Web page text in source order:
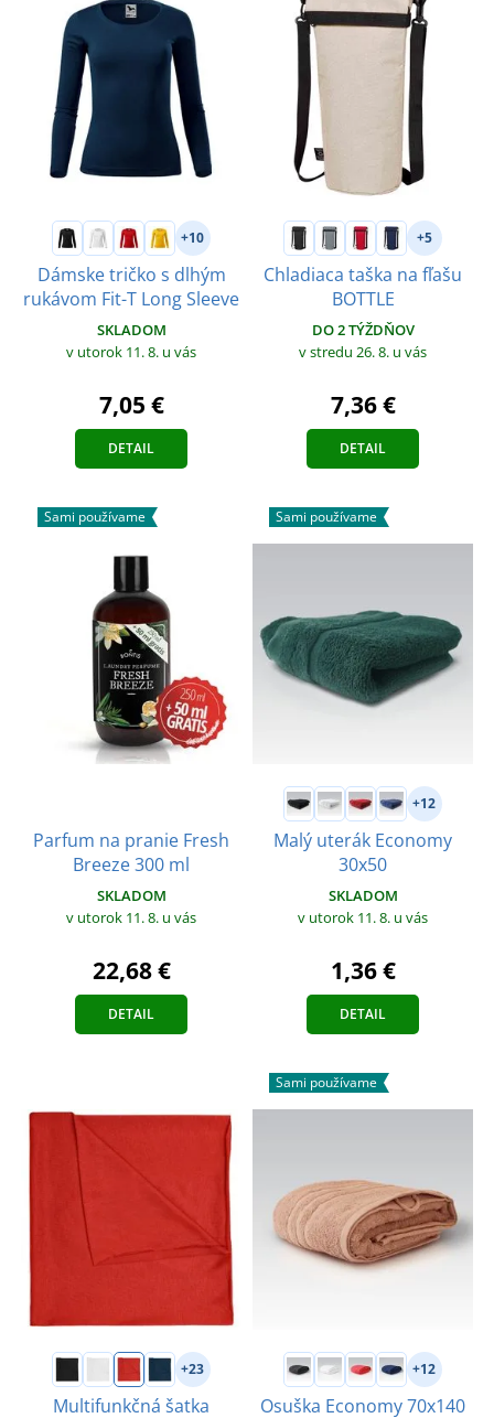
+10
Dámske tričko s dlhým
rukávom Fit-T Long Sleeve
SKLADOM
v utorok 11. 8. u vás
7,05 €
DETAIL
+5
Chladiaca taška na fľašu
BOTTLE
DO 2 TÝŽDŇOV
v stredu 26. 8. u vás
7,36 €
DETAIL
Sami používame
Parfum na pranie Fresh
Breeze 300 ml
SKLADOM
v utorok 11. 8. u vás
22,68 €
DETAIL
Sami používame
+12
Malý uterák Economy
30x50
SKLADOM
v utorok 11. 8. u vás
1,36 €
DETAIL
+23
Multifunkčná šatka
Sami používame
+12
Osuška Economy 70x140